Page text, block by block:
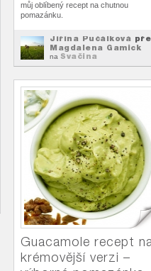
můj oblíbený recept na chutnou
pomazánku.
Jiřina Pučálková
Magdalena Gamick
na Svačina
Guacamole recept
krémovější verzi –